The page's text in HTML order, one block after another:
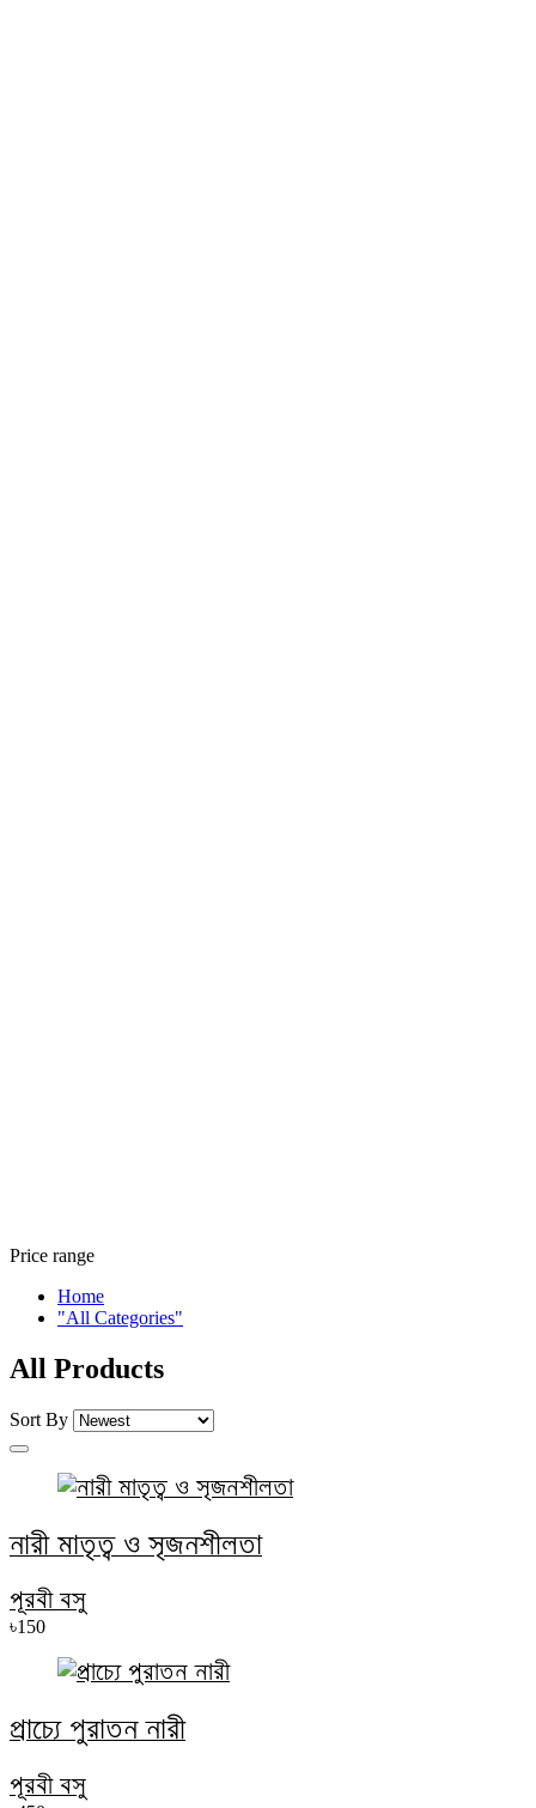
Price range
Home
"All Categories"
All Products
Sort By
নারী মাতৃত্ব ও সৃজনশীলতা
পূরবী বসু
৳150
প্রাচ্যে পুরাতন নারী
পূরবী বসু